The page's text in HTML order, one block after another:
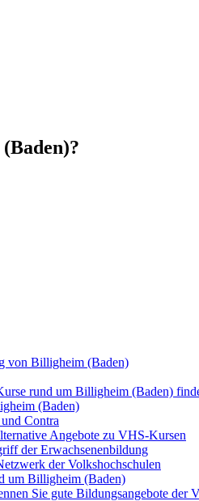
von Billigheim (Baden)
rund um Billigheim (Baden)
(Baden)
Contra
Angebote zu VHS-Kursen
der Erwachsenenbildung
der Volkshochschulen
um Billigheim (Baden)
Sie gute Bildungsangebote der